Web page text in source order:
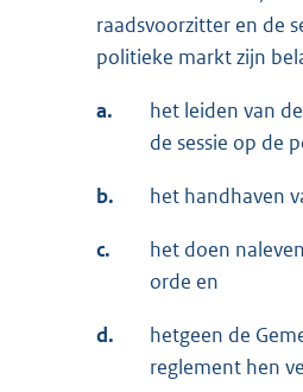
raadsvoorzitter en de
politieke markt zijn
a.
het leiden van
de sessie op de
b. het handhaven
c.
het doen
orde en
d.
hetgeen de
reglement hen